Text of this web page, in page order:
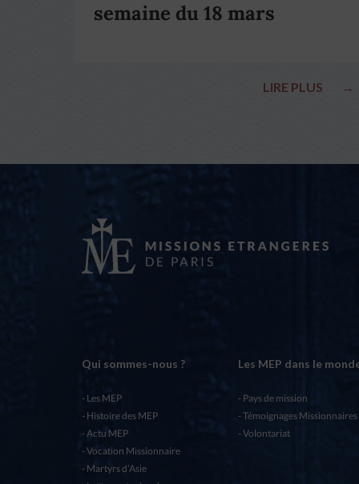
semaine du 18 mars
LIRE PLUS →
Qui sommes-nous ?
Les MEP
Histoire des MEP
Actu MEP
Vocation Missionnaire
Martyrs d’Asie
Les MEP dans le
Pays de mission
Témoignages Missionnaires
Volontariat